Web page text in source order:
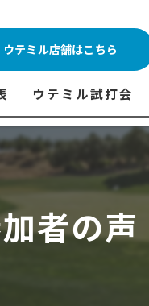
ウテミル店舗はこちら
料金表
ンドアゴルフ 料金表
ウテミル試打会
ウテミル試打会とは・
ウテミル試打会日程
フィッテイング・試
者の声